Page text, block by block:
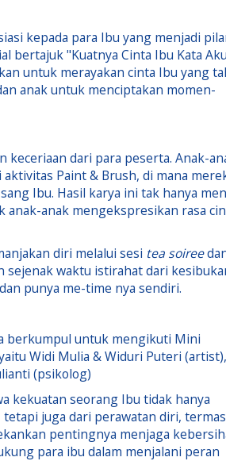
kepada para Ibu yang menjadi
bertajuk "Kuatnya Cinta Ibu Kata
untuk merayakan cinta Ibu yang
anak untuk menciptakan momen-
keceriaan dari para peserta. Anak-
Paint & Brush, di mana
Ibu. Hasil karya ini tak hanya
anak-anak mengekspresikan rasa
diri melalui sesi tea soiree
sejenak waktu istirahat dari
punya me-time nya sendiri.
berkumpul untuk mengikuti Mini
Widi Mulia & Widuri Puteri (artist),
(psikolog)
kekuatan seorang Ibu tidak hanya
juga dari perawatan diri,
pentingnya menjaga
para ibu dalam menjalani peran